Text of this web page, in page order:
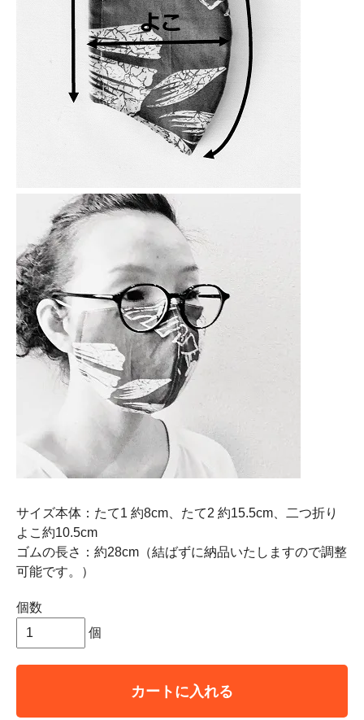
サイズ本体：たて1 約8cm、たて2 約15.5cm、二つ折り
よこ約10.5cm
ゴムの長さ：約28cm（結ばずに納品いたしますので調整
可能です。）
個数
個
カートに入れる